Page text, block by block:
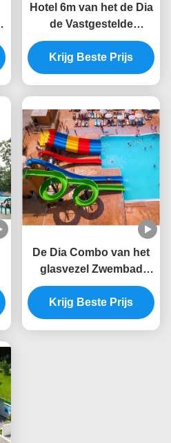
Hotel 6m van het de Dia
de Vastgestelde
Statische Bewijs van
het Zwembadwater
Aangepaste Kleur
Krijg Beste Prijs
De Dia Combo van het
glasvezel Zwembad
Geschikt voor
Waterpark, Hotel,
Toevlucht
Krijg Beste Prijs